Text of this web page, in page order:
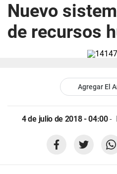
Nuevo
de recursos
Agregar El
4 de julio de 2018 - 04:00